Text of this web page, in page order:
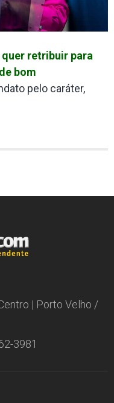
quer retribuir para
bom
pelo caráter,
| Porto Velho /
3981